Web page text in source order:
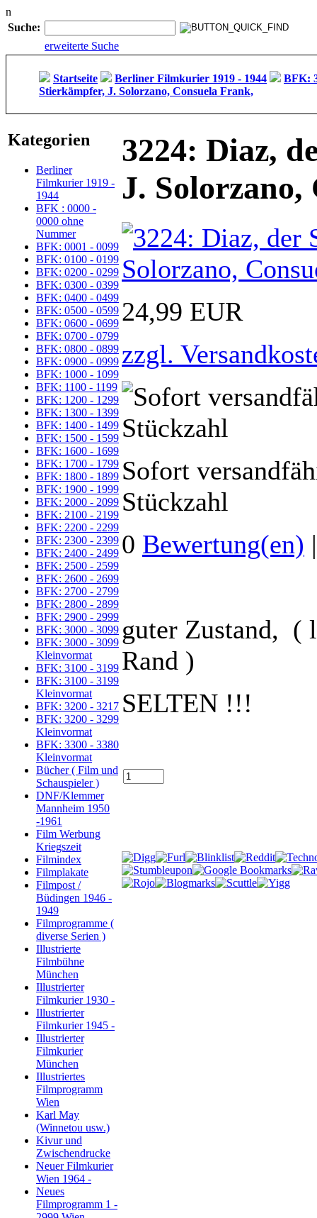
n
Suche:
erweiterte Suche
Startseite Berliner Filmkurier 1919 - 1944
BFK:
Stierkämpfer, J. Solorzano, Consuela Frank,
Kategorien
Berliner
Filmkurier 1919 -
1944
BFK : 0000 -
0000 ohne
Nummer
BFK: 0001 - 0099
BFK: 0100 - 0199
BFK: 0200 - 0299
BFK: 0300 - 0399
BFK: 0400 - 0499
BFK: 0500 - 0599
BFK: 0600 - 0699
BFK: 0700 - 0799
BFK: 0800 - 0899
BFK: 0900 - 0999
BFK: 1000 - 1099
BFK: 1100 - 1199
BFK: 1200 - 1299
BFK: 1300 - 1399
BFK: 1400 - 1499
BFK: 1500 - 1599
BFK: 1600 - 1699
BFK: 1700 - 1799
BFK: 1800 - 1899
BFK: 1900 - 1999
BFK: 2000 - 2099
BFK: 2100 - 2199
BFK: 2200 - 2299
BFK: 2300 - 2399
BFK: 2400 - 2499
BFK: 2500 - 2599
BFK: 2600 - 2699
BFK: 2700 - 2799
BFK: 2800 - 2899
BFK: 2900 - 2999
BFK: 3000 - 3099
BFK: 3000 - 3099
Kleinvormat
BFK: 3100 - 3199
BFK: 3100 - 3199
Kleinvormat
BFK: 3200 - 3217
BFK: 3200 - 3299
Kleinvormat
BFK: 3300 - 3380
Kleinvormat
Bücher ( Film und
Schauspieler )
DNF/Klemmer
Mannheim 1950
-1961
Film Werbung
Kriegszeit
Filmindex
Filmplakate
Filmpost /
Büdingen 1946 -
1949
Filmprogramme (
diverse Serien )
Illustrierte
Filmbühne
München
Illustrierter
Filmkurier 1930 -
Illustrierter
Filmkurier 1945 -
Illustrierter
Filmkurier
München
Illustriertes
Filmprogramm
Wien
Karl May
(Winnetou usw.)
Kivur und
Zwischendrucke
Neuer Filmkurier
Wien 1964 -
Neues
Filmprogramm 1 -
3224: Diaz,
J. Solorzano,
24,99 EUR
zzgl.
Sofort
Stückzahl
0 Bewertung(en)
guter Zustand, (
Rand )
SELTEN !!!